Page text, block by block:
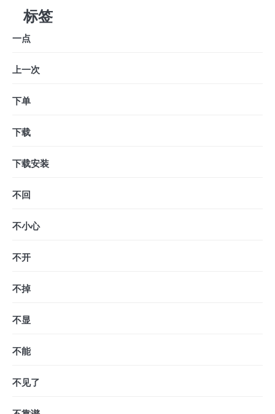
标签
一点
上一次
下单
下载
下载安装
不回
不小心
不开
不掉
不显
不能
不见了